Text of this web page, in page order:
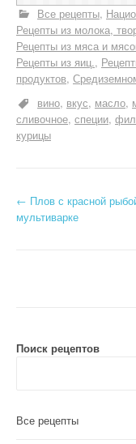
Все рецепты
Рецепты из молока,
Рецепты из мяса и
Рецепты из яиц.
продуктов
вино вкус масло
сливочное специи
курицы
Н
а
и
← Плов с красной
мультиварке
Поиск рецептов
Все рецепты